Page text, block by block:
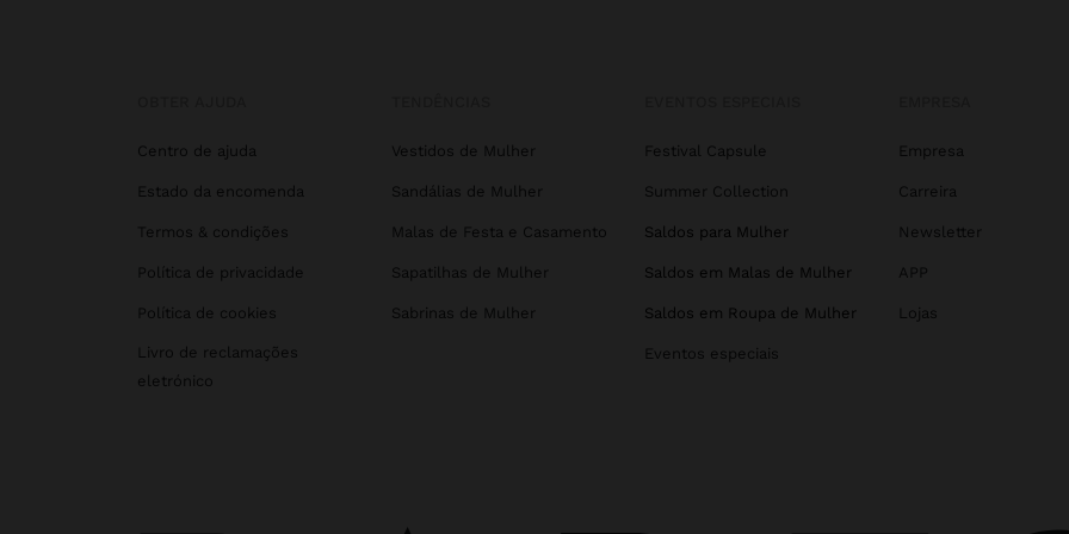
Centro de ajuda
Estado da encomenda
Termos & condições
Política de privacidade
Política de cookies
Livro de reclamações
eletrónico
Vestidos de Mulher
Sandálias de Mulher
Malas de Festa e Casamento
Sapatilhas de Mulher
Sabrinas de Mulher
Festival Capsule
Summer Collection
Saldos para Mulher
Saldos em Malas de Mulher
Saldos em Roupa de Mulher
Eventos especiais
Empresa
Carreira
Newsletter
APP
Lojas